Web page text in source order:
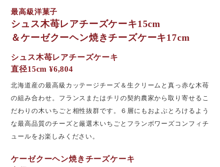
最高級洋菓子
シュス木苺レアチーズケーキ15cm
＆ケーゼクーヘン焼きチーズケーキ17cm
シュス木苺レアチーズケーキ
直径15cm ¥6,804
北海道産の最高級カッテージチーズ＆生クリームと真っ赤な木苺
の組み合わせ。フランスまたはチリの契約農家から取り寄せるこ
だわりの木いちごと相性抜群です。６層にもおよぶとろけるよう
な最高品質のチーズと厳選木いちごとフランボワーズコンフィチ
ュールをお楽しみください。
ケーゼクーヘン焼きチーズケーキ